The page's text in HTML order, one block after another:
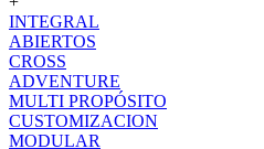
INTEGRAL
ABIERTOS
CROSS
ADVENTURE
MULTI PROPÓSITO
CUSTOMIZACION
MODULAR